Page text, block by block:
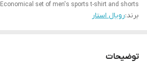
Economical set of men's sports t-shirt and shorts
برند:رویال استار
توضیحات